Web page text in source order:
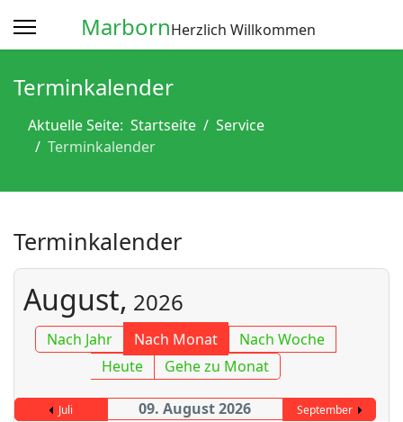
MarbornHerzlich Willkommen
Terminkalender
Aktuelle Seite: Startseite
Service
Terminkalender
Terminkalender
August, 2026
Nach Jahr Nach Monat
Nach Woche
Heute
Gehe zu Monat
Juli 09. August 2026
September